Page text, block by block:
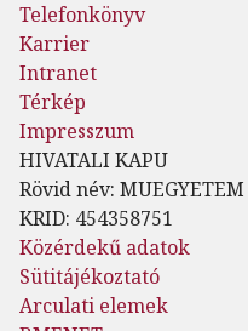
Telefonkönyv
Karrier
Intranet
Térkép
Impresszum
HIVATALI KAPU
Rövid név: MUEGYETEM
KRID: 454358751
Közérdekű adatok
Sütitájékoztató
Arculati elemek